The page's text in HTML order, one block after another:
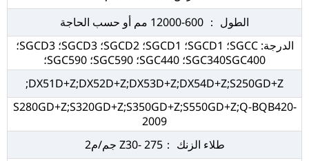
الطول ： 600-12000 مم أو حسب الحاجة
الدرجة: SGCC؛ SGCD1؛ SGCD1؛ SGCD2؛ SGCD3؛ SGCD3؛
SGC340SGC400؛ SGC440؛ SGC590؛ SGC590؛
DX51D+Z;DX52D+Z;DX53D+Z;DX54D+Z;S250GD+Z;
S280GD+Z;S320GD+Z;S350GD+Z;S550GD+Z;Q-BQB420-
2009
طلاء الزنك ：Z30- 275 جم/م2